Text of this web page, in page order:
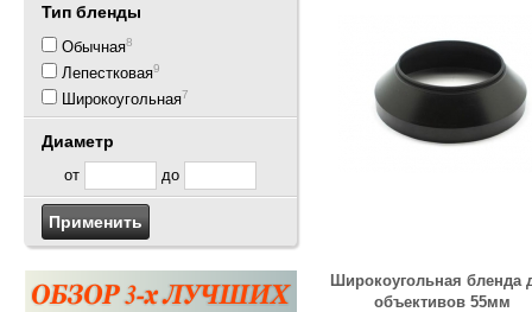
Тип бленды
Обычная8
Лепестковая9
Широкоугольная7
Диаметр
от до
Широкоугольная бленда
объективов 55мм